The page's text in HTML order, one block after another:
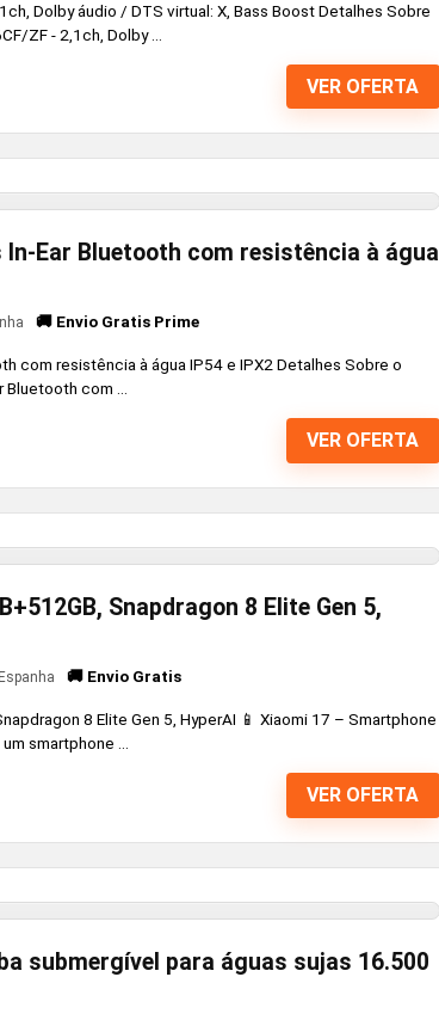
Dolby áudio / DTS virtual: X, Bass Boost Detalhes Sobre
ZF - 2,1ch, Dolby ...
VER OFERTA
In-Ear Bluetooth com resistência à água
🚚 Envio Gratis Prime
com resistência à água IP54 e IPX2 Detalhes Sobre o
Bluetooth com ...
VER OFERTA
Snapdragon 8 Elite Gen 5,
🚚 Envio Gratis
8 Elite Gen 5, HyperAI 📱 Xiaomi 17 – Smartphone
smartphone ...
VER OFERTA
submergível para águas sujas 16.500